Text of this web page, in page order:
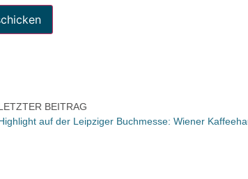
BEITRAG